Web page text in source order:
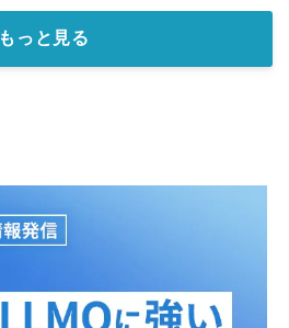
もっと見る